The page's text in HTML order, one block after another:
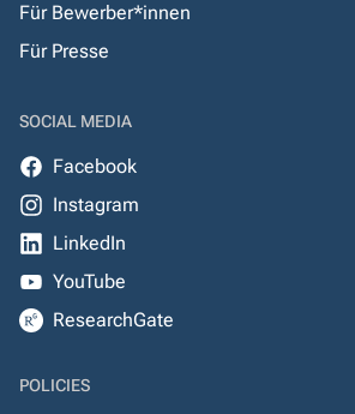
Für Bewerber*innen
Für Presse
SOCIAL MEDIA
Facebook
Instagram
LinkedIn
YouTube
ResearchGate
POLICIES